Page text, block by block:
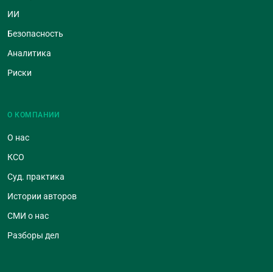
ИИ
Безопасность
Аналитика
Риски
О КОМПАНИИ
О нас
КСО
Суд. практика
Истории авторов
СМИ о нас
Разборы дел